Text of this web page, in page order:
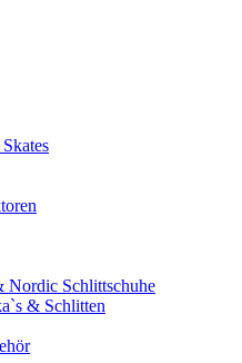
Nordic Schlittschuhe
& Schlitten